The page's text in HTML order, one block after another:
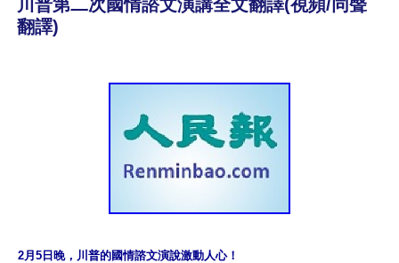
川普第二次國情諮文演講全文翻譯(視頻/同聲
翻譯)
2月5日晚，川普的國情諮文演說激動人心！